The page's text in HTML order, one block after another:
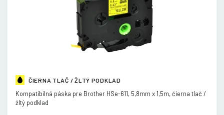
ČIERNA TLAČ / ŽLTÝ PODKLAD
Kompatibilná páska pre Brother HSe-611, 5,8mm x 1,5m, čierna tlač /
žltý podklad